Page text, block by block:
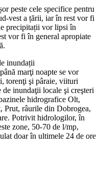
peste cele specifice pentru
vest a țării, iar în rest vor fi
precipitații vor lipsi în
vor fi în general apropiate
inundații
marţi noapte se vor
torenţi şi pâraie, viituri
inundaţii locale şi creşteri
hidrografice Olt,
Prut, râurile din Dobrogea,
Potrivit hidrologilor, în
zone, 50-70 de l/mp,
doar în ultimele 24 de ore